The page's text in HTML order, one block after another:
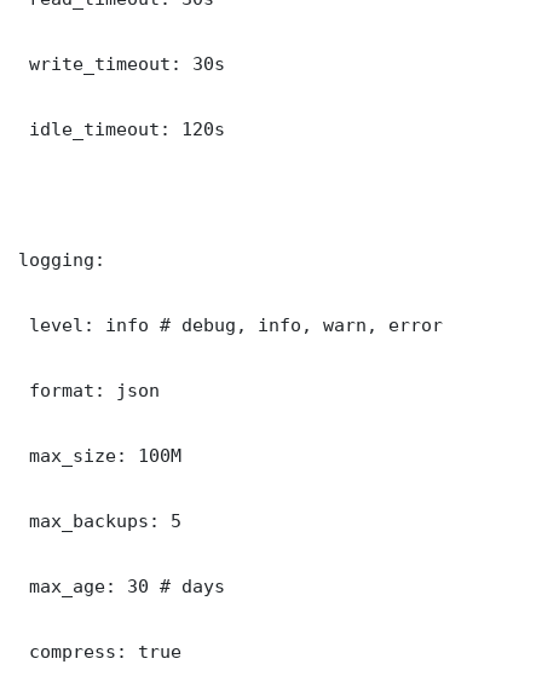
write_timeout: 30s
idle_timeout: 120s
logging:
level: info # debug, info, warn, error
format: json
max_size: 100M
max_backups: 5
max_age: 30 # days
compress: true